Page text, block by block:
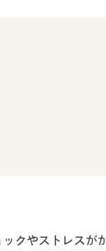
クやストレスが